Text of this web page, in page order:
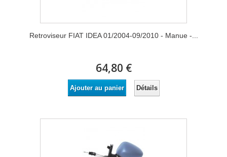
Retroviseur FIAT IDEA 01/2004-09/2010 - Manue -...
64,80 €
Ajouter au panier Détails